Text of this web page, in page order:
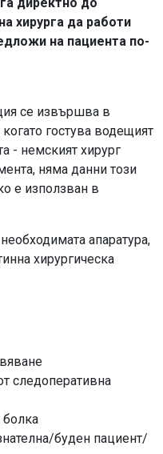
хирурга да работи
на пациента по-
се извършва в
гостува водещият
- немският хирург
няма данни този
е използван в
апаратура,
хирургическа
следоперативна
буден пациент/